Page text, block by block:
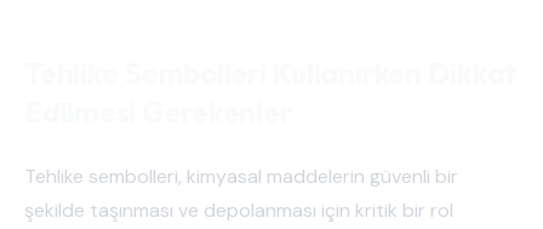
Tehlike sembolleri, kimyasal maddelerin güvenli bir
şekilde taşınması ve depolanması için kritik bir rol